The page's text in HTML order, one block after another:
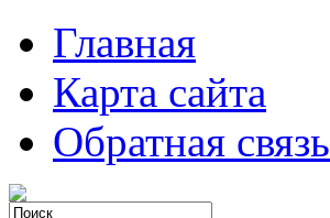
Главная
Карта сайта
Обратная связь